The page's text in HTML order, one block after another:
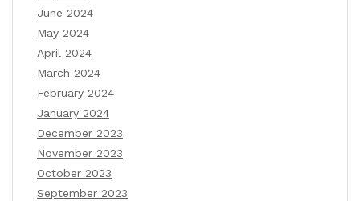
June 2024
May 2024
April 2024
March 2024
February 2024
January 2024
December 2023
November 2023
October 2023
September 2023